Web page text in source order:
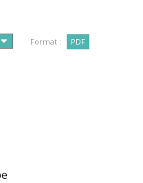
Format : PDF